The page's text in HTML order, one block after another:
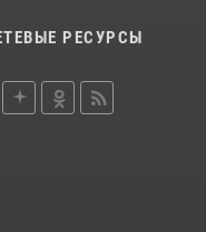
РЕСУРСЫ